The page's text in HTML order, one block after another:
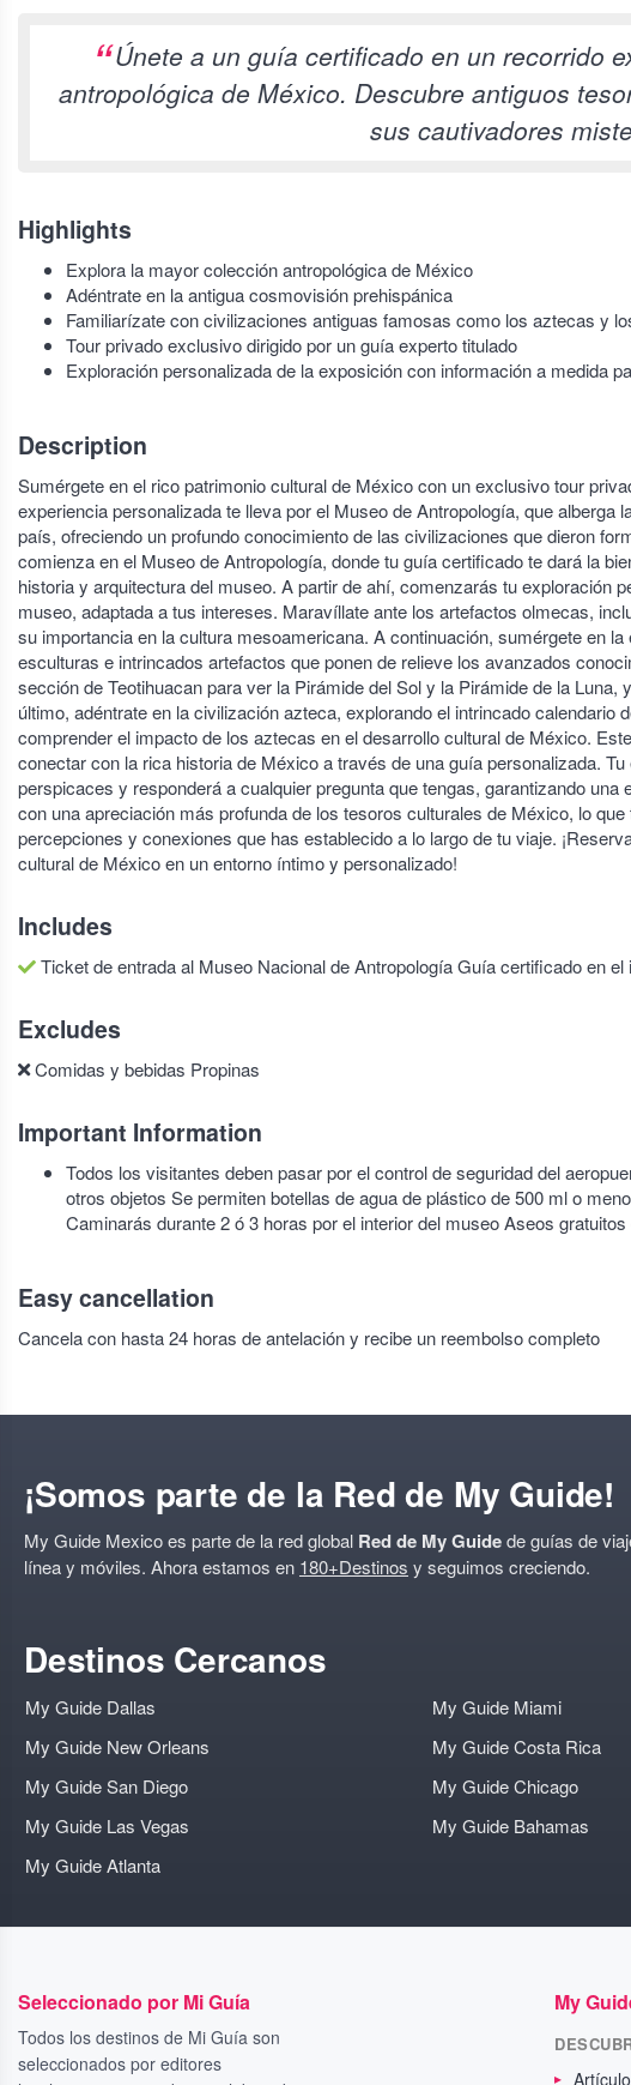
Únete a un guía certificado en un recorrido
antropológica de México. Descubre antiguos
sus cautivadores
Highlights
Explora la mayor colección antropológica de México
Adéntrate en la antigua cosmovisión prehispánica
Familiarízate con civilizaciones antiguas famosas como los aztecas y
Tour privado exclusivo dirigido por un guía experto titulado
Exploración personalizada de la exposición con información a medida
Description
Sumérgete en el rico patrimonio cultural de México con un exclusivo tour
experiencia personalizada te lleva por el Museo de Antropología, que
país, ofreciendo un profundo conocimiento de las civilizaciones que dieron
comienza en el Museo de Antropología, donde tu guía certificado te dará la
historia y arquitectura del museo. A partir de ahí, comenzarás tu exploración
museo, adaptada a tus intereses. Maravíllate ante los artefactos olmecas,
su importancia en la cultura mesoamericana. A continuación, sumérgete en
esculturas e intrincados artefactos que ponen de relieve los avanzados
sección de Teotihuacan para ver la Pirámide del Sol y la Pirámide de la
último, adéntrate en la civilización azteca, explorando el intrincado
comprender el impacto de los aztecas en el desarrollo cultural de México.
conectar con la rica historia de México a través de una guía personalizada.
perspicaces y responderá a cualquier pregunta que tengas, garantizando
con una apreciación más profunda de los tesoros culturales de México, lo
percepciones y conexiones que has establecido a lo largo de tu viaje.
cultural de México en un entorno íntimo y personalizado!
Includes
Ticket de entrada al Museo Nacional de Antropología Guía certificado en el
Excludes
Comidas y bebidas Propinas
Important Information
Todos los visitantes deben pasar por el control de seguridad del
otros objetos Se permiten botellas de agua de plástico de 500 ml o
Caminarás durante 2 ó 3 horas por el interior del museo Aseos gratuitos
Easy cancellation
Cancela con hasta 24 horas de antelación y recibe un reembolso completo
¡Somos parte de la Red de My Guide!
My Guide Mexico es parte de la red global Red de My Guidede guías de
línea y móviles. Ahora estamos en 180+Destinos y seguimos creciendo.
Destinos Cercanos
My Guide Dallas
My Guide New Orleans
My Guide San Diego
My Guide Las Vegas
My Guide Atlanta
My Guide Miami
My Guide Costa Rica
My Guide Chicago
My Guide Bahamas
Seleccionado por Mi Guía
Todos los destinos de Mi Guía son
seleccionados por editores
My